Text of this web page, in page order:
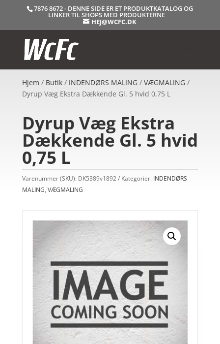
7876 8672 - DENNE SIDE ER ET PRODUKTKATALOG OG
LINKER TIL SHOPS MED PRODUKTERNE
HEJ@WCFC.DK
Hjem / Butik/ INDENDØRS MALING/ VÆGMALING/
Dyrup Væg Ekstra Dækkende Gl. 5 hvid 0,75 L
Dyrup Væg Ekstra
Dækkende Gl. 5 hvid
0,75 L
Varenummer (SKU): DK5389v1892 Kategorier: INDENDØRS
MALING, VÆGMALING